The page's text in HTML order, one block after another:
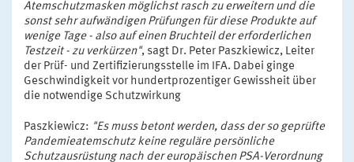
Atemschutzmasken möglichst rasch zu erweitern und die
sonst sehr aufwändigen Prüfungen für diese Produkte auf
wenige Tage - also auf einen Bruchteil der erforderlichen
Testzeit - zu verkürzen", sagt Dr. Peter Paszkiewicz, Leiter
der Prüf- und Zertifizierungsstelle im IFA. Dabei ginge
Geschwindigkeit vor hundertprozentiger Gewissheit über
die notwendige Schutzwirkung
Paszkiewicz: "Es muss betont werden, dass der so geprüfte
Pandemieatemschutz keine reguläre persönliche
Schutzausrüstung nach der europäischen PSA-Verordnung